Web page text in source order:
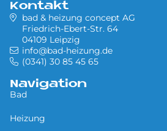
Kontakt
bad & heizung concept AG
Friedrich-Ebert-Str. 64
04109 Leipzig
info@bad-heizung.de
(0341) 30 85 45 65
Navigation
Bad
Heizung